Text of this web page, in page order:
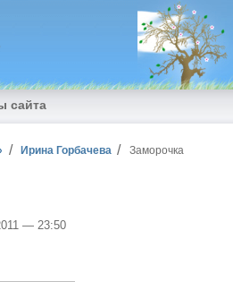
сайта
Ирина Горбачева Заморочка
— 23:50